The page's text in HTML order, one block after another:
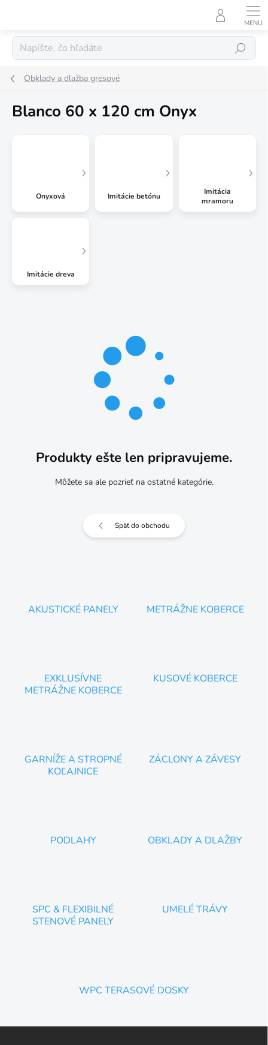
Hľadať
Obklady a dlažba gresové
Blanco 60 x 120 cm Onyx
Onyxová Imitácie betónu
Imitácia
mramoru
Imitácie dreva
Produkty ešte len pripravujeme.
Môžete sa ale pozrieť na ostatné kategórie.
Späť do obchodu
AKUSTICKÉ PANELY METRÁŽNE KOBERCE
EXKLUSÍVNE
METRÁŽNE KOBERCE
KUSOVÉ KOBERCE
GARNÍŽE A STROPNÉ
KOĽAJNICE
ZÁCLONY A ZÁVESY
PODLAHY OBKLADY A DLAŽBY
SPC & FLEXIBILNÉ
STENOVÉ PANELY
UMELÉ TRÁVY
WPC TERASOVÉ DOSKY
Z